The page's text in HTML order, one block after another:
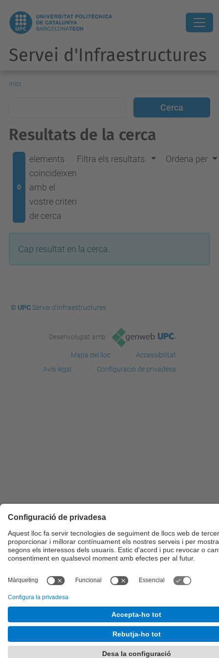
Servei d'Infraestructures
Inici
Resultats de la cerca
0
elements
coincideixen
amb el
vostre criteri
de cerca
Filtra els resultats. Ordena per
Cap resultat en la cerca.
© UPCServei d'Infraestructures
Desenvolupat amb
Mapa del lloc
Accessibilitat
Avís legal
Configuració de privadesa